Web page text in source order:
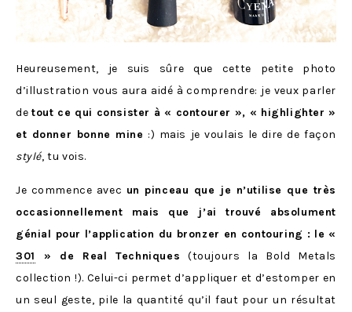
Heureusement, je suis sûre que cette petite photo
d’illustration vous aura aidé à comprendre: je veux parler
de tout ce qui consister à « contourer », « highlighter »
et donner bonne mine :) mais je voulais le dire de façon
stylé, tu vois.
Je commence avec un pinceau que je n’utilise que très
occasionnellement mais que j’ai trouvé absolument
génial pour l’application du bronzer en contouring : le «
301
» de Real Techniques (toujours la Bold Metals
collection !). Celui-ci permet d’appliquer et d’estomper en
un seul geste, pile la quantité qu’il faut pour un résultat